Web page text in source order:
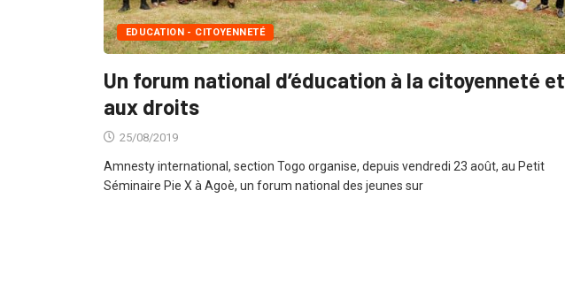
EDUCATION - CITOYENNETÉ
Un forum national d’éducation à la citoyenneté et
aux droits
25/08/2019
Amnesty international, section Togo organise, depuis vendredi 23 août, au Petit
Séminaire Pie X à Agoè, un forum national des jeunes sur